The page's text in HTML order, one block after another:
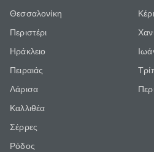
Θεσσαλονίκη
Περιστέρι
Ηράκλειο
Πειραιάς
Λάρισα
Καλλιθέα
Σέρρες
Ρόδος